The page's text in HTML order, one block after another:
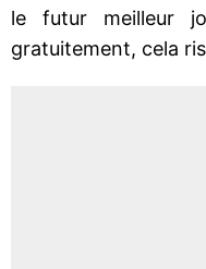
le futur meilleur
gratuitement, cela